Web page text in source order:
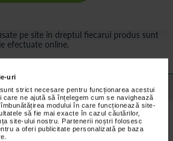
uri
strict necesare pentru funcționarea acestui
ne ajută să înțelegem cum se navighează
modului în care funcționează site-
să fie mai exacte în cazul căutărilor,
site-ului nostru. Partenerii noștri folosesc
a oferi publicitate personalizată pe baza
pe site in dreptul fiecarui produs sunt
efectuate online.
Detalii despre produs
din silicon, cu cutie de